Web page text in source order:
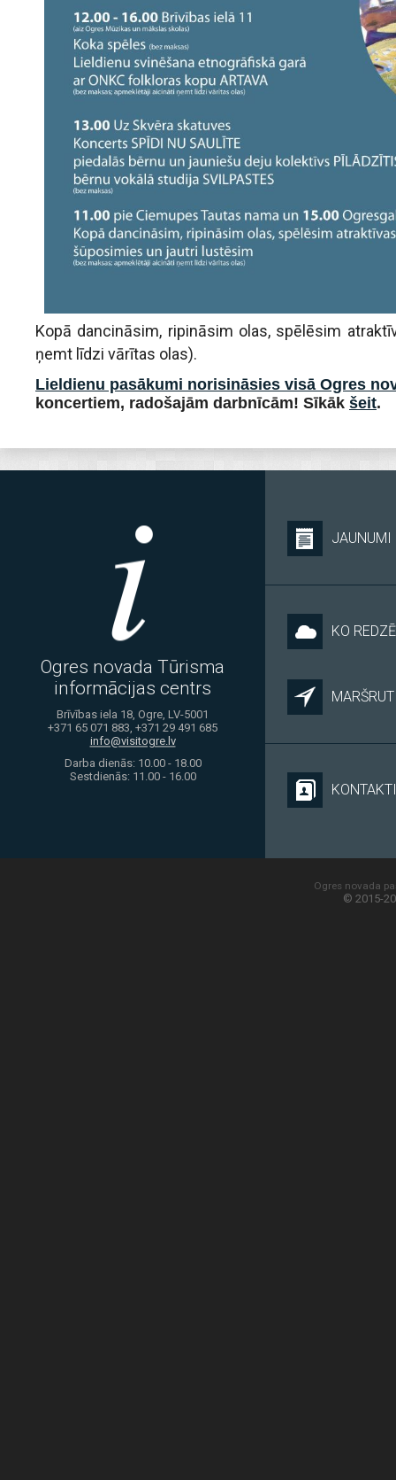
Kopā dancināsim, ripināsim olas, spēlēsim
ņemt līdzi vārītas olas).
Lieldienu pasākumi norisināsies visā Ogres
koncertiem, radošajām darbnīcām! Sīkāk šeit.
Ogres novada Tūrisma
informācijas centrs
Brīvības iela 18, Ogre, LV-5001
+371 65 071 883, +371 29 491 685
info@visitogre.lv
Darba dienās: 10.00 - 18.00
Sestdienās: 11.00 - 16.00
JAUNUMI
KO
KONTAKTI
Ogres novada
© 2015-